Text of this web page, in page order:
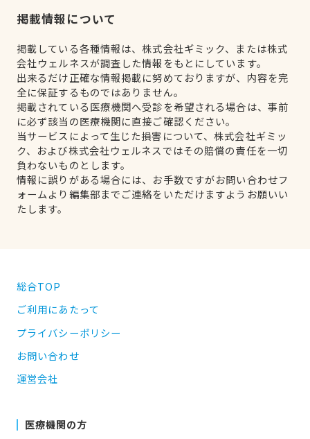
掲載情報について
掲載している各種情報は、株式会社ギミック、または株式
会社ウェルネスが調査した情報をもとにしています。
出来るだけ正確な情報掲載に努めておりますが、内容を完
全に保証するものではありません。
掲載されている医療機関へ受診を希望される場合は、事前
に必ず該当の医療機関に直接ご確認ください。
当サービスによって生じた損害について、株式会社ギミッ
ク、および株式会社ウェルネスではその賠償の責任を一切
負わないものとします。
情報に誤りがある場合には、お手数ですがお問い合わせフ
ォームより編集部までご連絡をいただけますようお願いい
たします。
総合TOP
ご利用にあたって
プライバシーポリシー
お問い合わせ
運営会社
医療機関の方